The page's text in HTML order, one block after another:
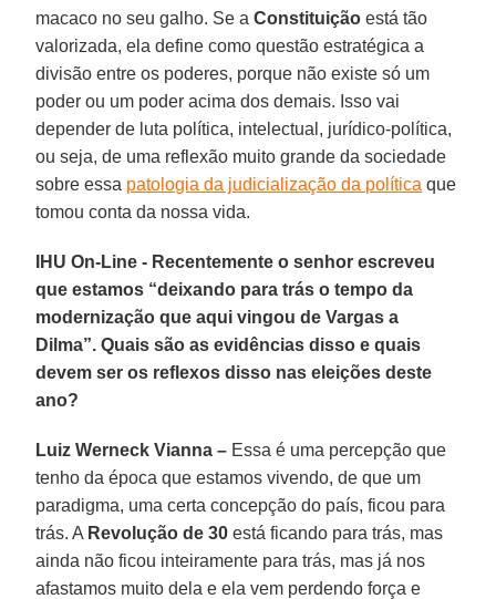
macaco no seu galho. Se aConstituição está tão
valorizada, ela define como questão estratégica a
divisão entre os poderes, porque não existe só um
poder ou um poder acima dos demais. Isso vai
depender de luta política, intelectual, jurídico-política,
ou seja, de uma reflexão muito grande da sociedade
sobre essa patologia da judicialização da política que
tomou conta da nossa vida.
IHU On-Line - Recentemente o senhor escreveu
que estamos “deixando para trás o tempo da
modernização que aqui vingou de Vargas a
Dilma”. Quais são as evidências disso e quais
devem ser os reflexos disso nas eleições deste
ano?
Luiz Werneck Vianna – Essa é uma percepção que
tenho da época que estamos vivendo, de que um
paradigma, uma certa concepção do país, ficou para
trás. A Revolução de 30 está ficando para trás, mas
ainda não ficou inteiramente para trás, mas já nos
afastamos muito dela e ela vem perdendo força e